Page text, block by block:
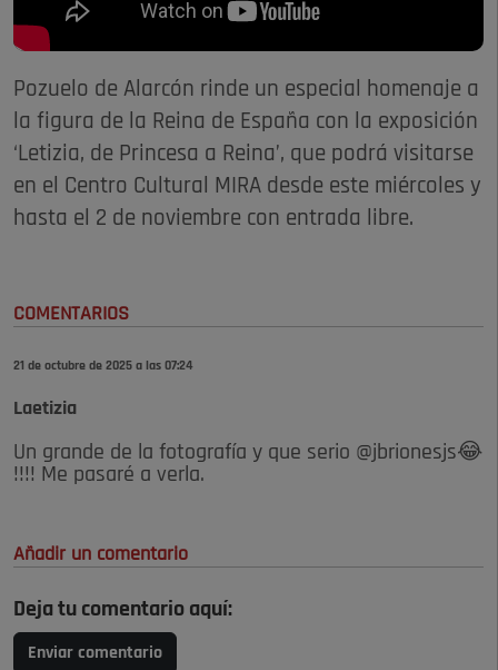
Pozuelo de Alarcón rinde un especial homenaje a
la figura de la Reina de España con la exposición
‘Letizia, de Princesa a Reina’, que podrá visitarse
en el Centro Cultural MIRA desde este miércoles y
hasta el 2 de noviembre con entrada libre.
COMENTARIOS
21 de octubre de 2025 a las 07:24
Laetizia
Un grande de la fotografía y que serio @jbrionesjs😂
!!!! Me pasaré a verla.
Añadir un comentario
Deja tu comentario aquí:
Enviar comentario